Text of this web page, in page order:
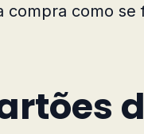
compra como se